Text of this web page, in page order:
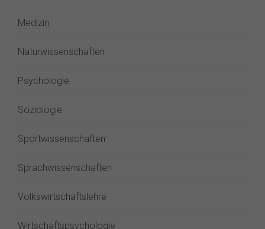
Medizin
Naturwissenschaften
Psychologie
Soziologie
Sportwissenschaften
Sprachwissenschaften
Volkswirtschaftslehre
Wirtschaftspsychologie